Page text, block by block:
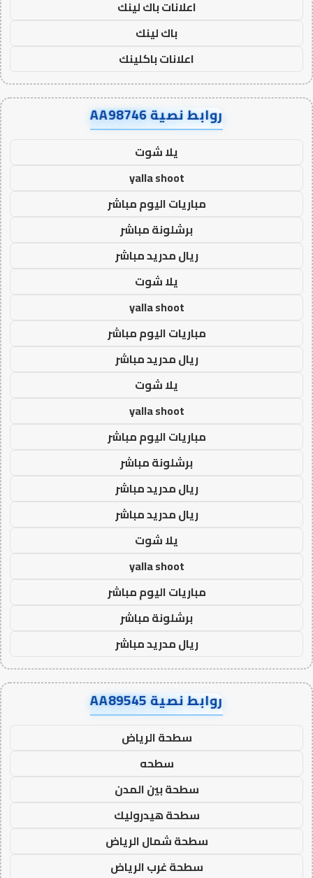
اعلانات باك لينك
باك لينك
اعلانات باكلينك
روابط نصية AA98746
يلا شوت
yalla shoot
مباريات اليوم مباشر
برشلونة مباشر
ريال مدريد مباشر
يلا شوت
yalla shoot
مباريات اليوم مباشر
ريال مدريد مباشر
يلا شوت
yalla shoot
مباريات اليوم مباشر
برشلونة مباشر
ريال مدريد مباشر
ريال مدريد مباشر
يلا شوت
yalla shoot
مباريات اليوم مباشر
برشلونة مباشر
ريال مدريد مباشر
روابط نصية AA89545
سطحة الرياض
سطحه
سطحة بين المدن
سطحة هيدروليك
سطحة شمال الرياض
سطحة غرب الرياض